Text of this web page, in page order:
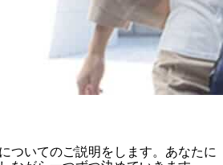
ついてのご説明をします。あなたに